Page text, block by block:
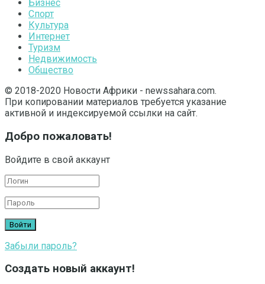
Бизнес
Спорт
Культура
Интернет
Туризм
Недвижимость
Общество
© 2018-2020 Новости Африки - newssahara.com.
При копировании материалов требуется указание
активной и индексируемой ссылки на сайт.
Добро пожаловать!
Войдите в свой аккаунт
Забыли пароль?
Создать новый аккаунт!